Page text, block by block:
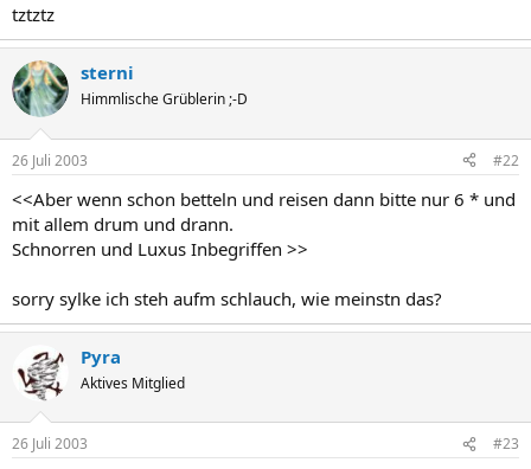
tztztz
sterni
Himmlische Grüblerin ;-D
26 Juli 2003 #22
<<Aber wenn schon betteln und reisen dann bitte nur 6 * und
mit allem drum und drann.
Schnorren und Luxus Inbegriffen >>
sorry sylke ich steh aufm schlauch, wie meinstn das?
Pyra
Aktives Mitglied
26 Juli 2003 #23